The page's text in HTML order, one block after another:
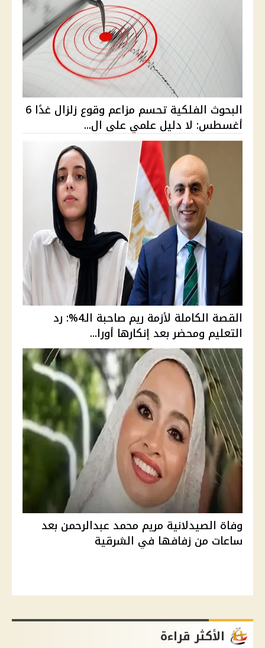
البحوث الفلكية تحسم مزاعم وقوع زلزال غدًا 6
أغسطس: لا دليل علمي على ال...
القصة الكاملة لأزمة ريم صاحبة الـ4%: رد
التعليم ومحضر بعد إنكارها أورا...
وفاة الصيدلانية مريم محمد عبدالرحمن بعد
ساعات من زفافها في الشرقية
الأكثر قراءة